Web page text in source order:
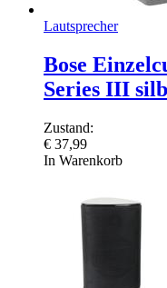
Lautsprecher
Bose
Series III
Zustand:
€ 37,99
In Warenkorb